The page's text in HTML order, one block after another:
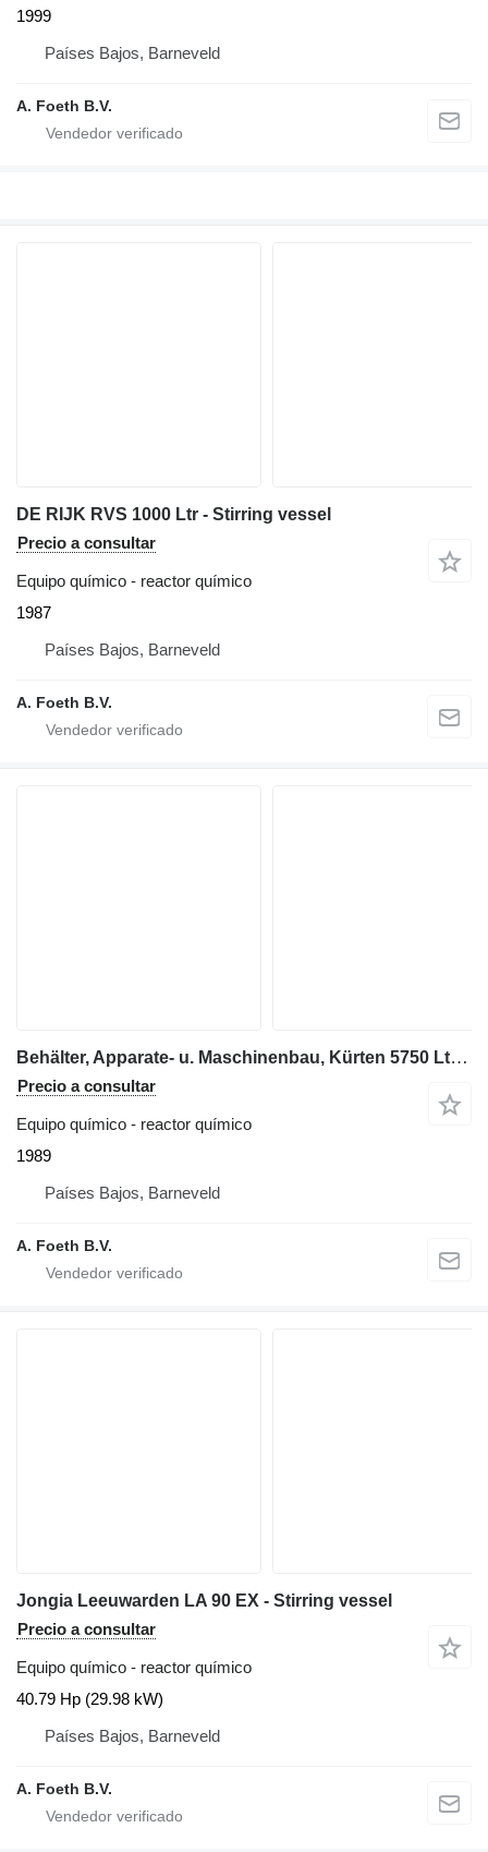
1999
Países Bajos, Barneveld
A. Foeth B.V.
DE RIJK RVS 1000 Ltr - Stirring vessel
Precio a consultar
Equipo químico - reactor químico
1987
Países Bajos, Barneveld
A. Foeth B.V.
Behälter, Apparate- u. Maschinenbau, Kürten 5750 Ltr - Stainless
Precio a consultar
Equipo químico - reactor químico
1989
Países Bajos, Barneveld
A. Foeth B.V.
Jongia Leeuwarden LA 90 EX - Stirring vessel
Precio a consultar
Equipo químico - reactor químico
40.79 Hp (29.98 kW)
Países Bajos, Barneveld
A. Foeth B.V.